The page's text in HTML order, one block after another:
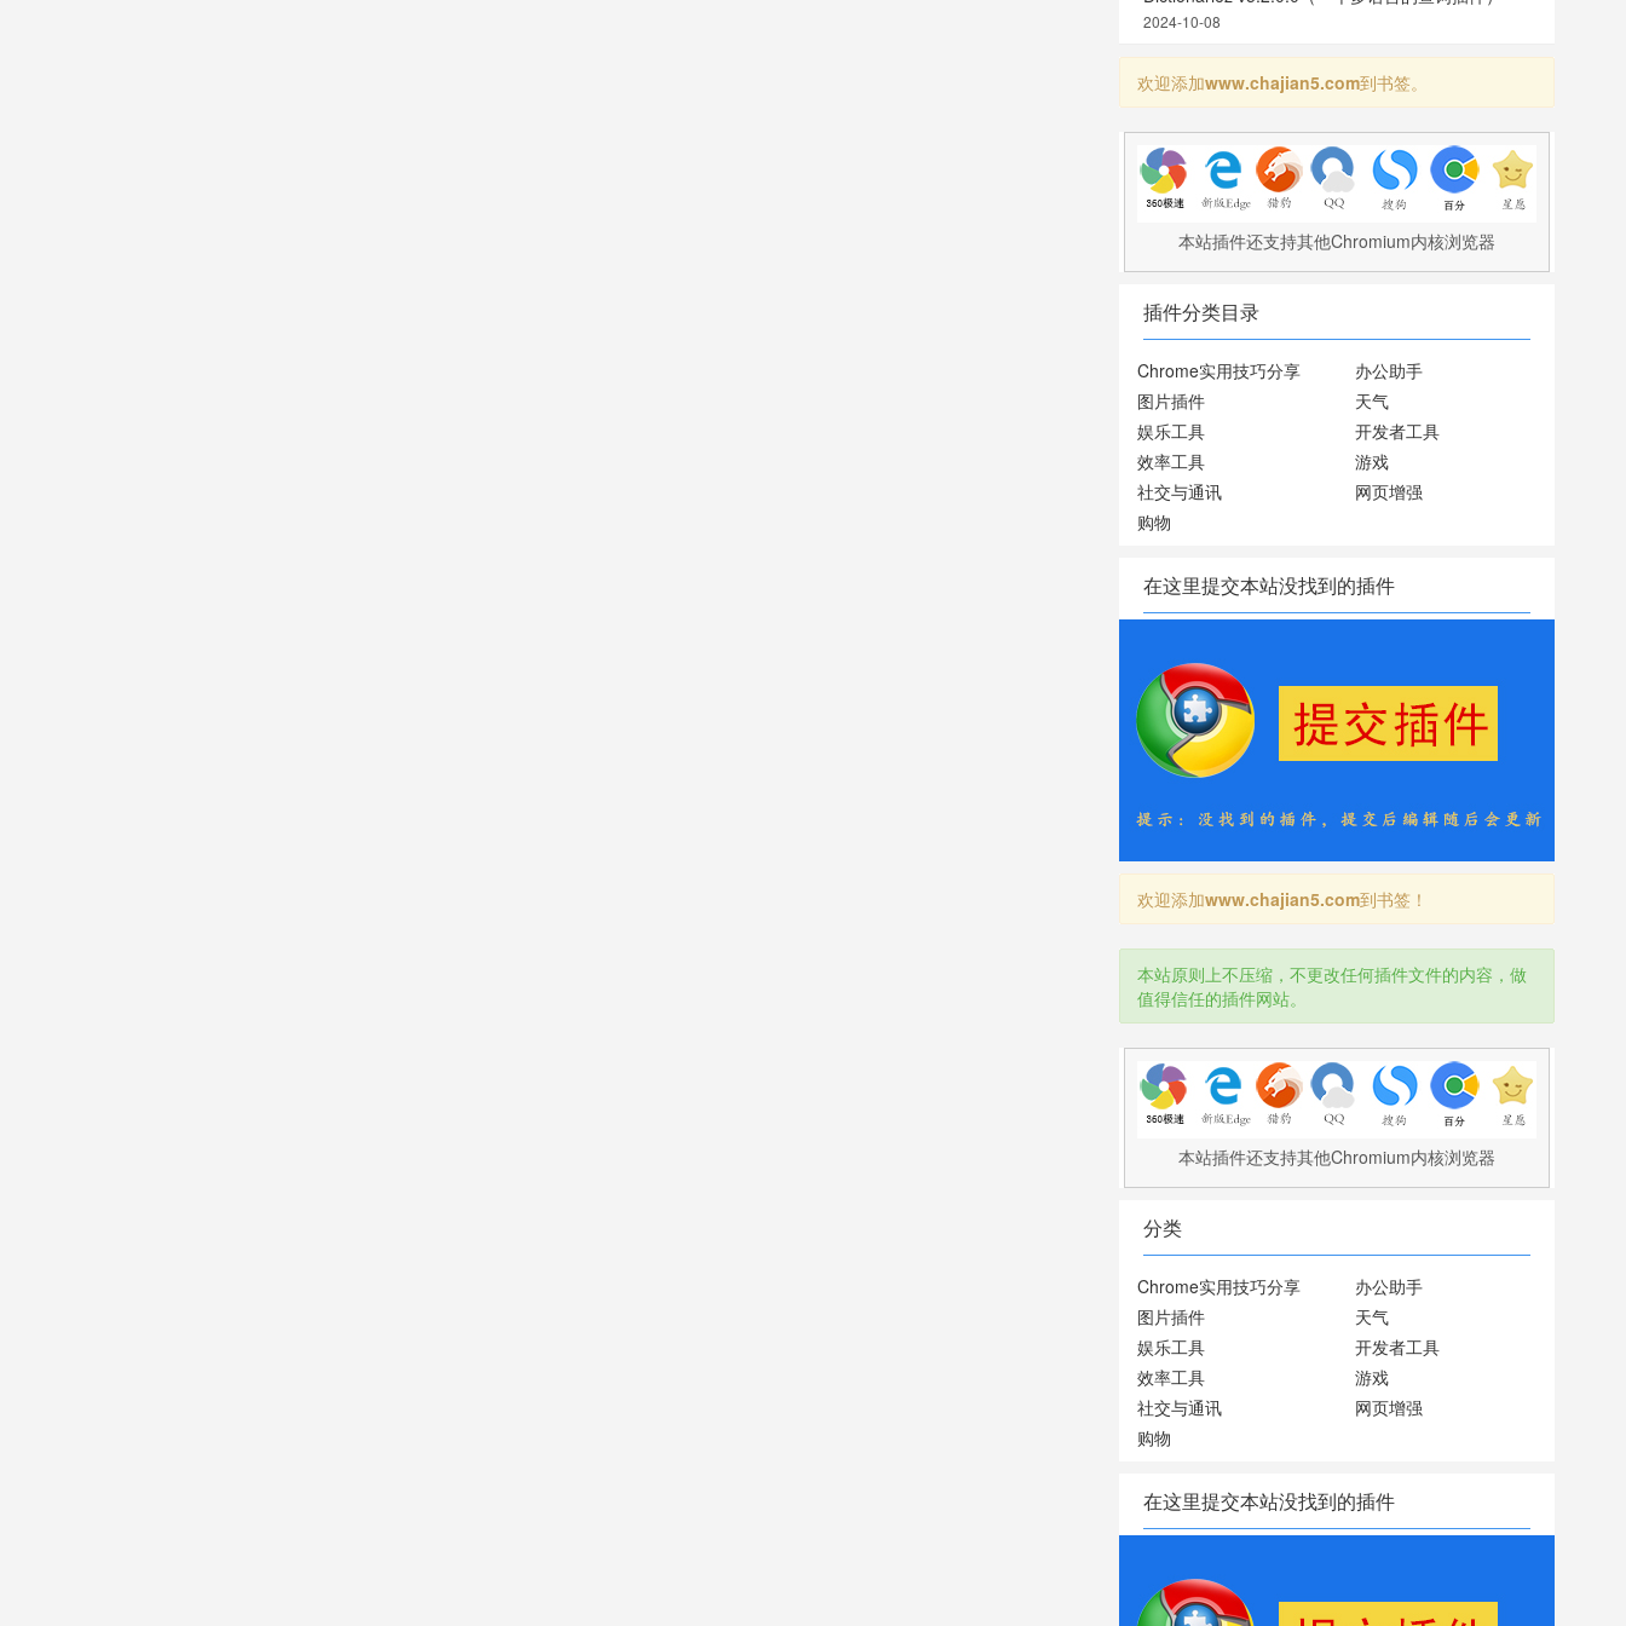
2024-10-08
欢迎添加www.chajian5.com到书签。
本站插件还支持其他Chromium内核浏览器
插件分类目录
Chrome实用技巧分享
办公助手
图片插件
天气
娱乐工具
开发者工具
效率工具
游戏
社交与通讯
网页增强
购物
在这里提交本站没找到的插件
欢迎添加www.chajian5.com到书签！
本站原则上不压缩，不更改任何插件文件的内容，做
值得信任的插件网站。
本站插件还支持其他Chromium内核浏览器
分类
Chrome实用技巧分享
办公助手
图片插件
天气
娱乐工具
开发者工具
效率工具
游戏
社交与通讯
网页增强
购物
在这里提交本站没找到的插件